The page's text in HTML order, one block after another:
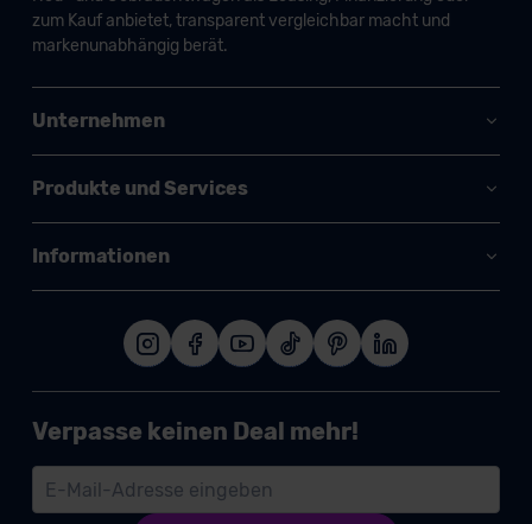
zum Kauf anbietet, transparent vergleichbar macht und
markenunabhängig berät.
Unternehmen
Produkte und Services
Informationen
Verpasse keinen Deal mehr!